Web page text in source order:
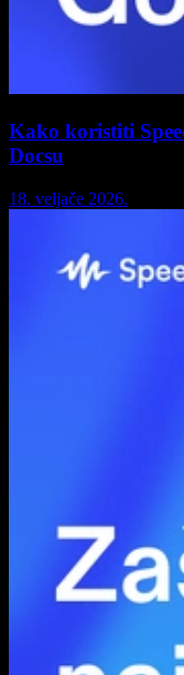
Kako koristiti
Docsu
18. veljače 2026.